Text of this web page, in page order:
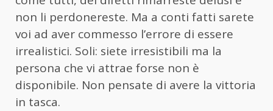
non li perdonereste. Ma a conti fatti sarete
voi ad aver commesso l’errore di essere
irrealistici. Soli: siete irresistibili ma la
persona che vi attrae forse non è
disponibile. Non pensate di avere la vittoria
in tasca.